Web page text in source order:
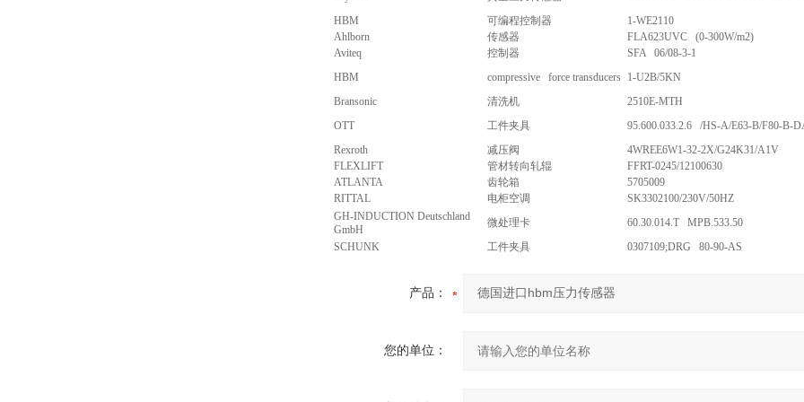
HBM
可编程控制器
1-WE2110
Ahlborn
传感器
FLA623UVC (0-300W/m2)
Aviteq
控制器
SFA 06/08-3-1
HBM
compressive force transducers 1-U2B/5KN
Bransonic
清洗机
2510E-MTH
OTT
工件夹具
95.600.033.2.6 /HS-A/E63-B/F80-B-
Rexroth
减压阀
4WREE6W1-32-2X/G24K31/A1V
FLEXLIFT
管材转向轧辊
FFRT-0245/12100630
ATLANTA
齿轮箱
5705009
RITTAL
电柜空调
SK3302100/230V/50HZ
GH-INDUCTION Deutschland
GmbH
微处理卡
60.30.014.T MPB.533.50
SCHUNK
工件夹具 0307109;DRG 80-90-AS
产品：
您的单位：